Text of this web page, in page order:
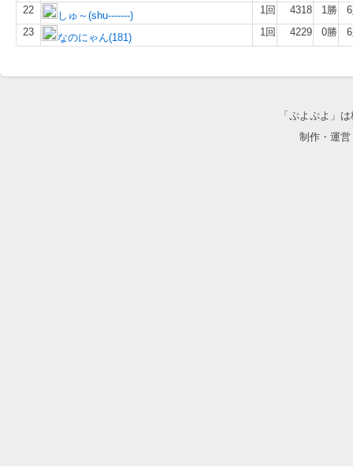
22
しゅ～(shu-------) 1回 4318 1勝
23
なのにゃん(181) 1回 4229 0勝
「ぷよぷよ」
制作・運営